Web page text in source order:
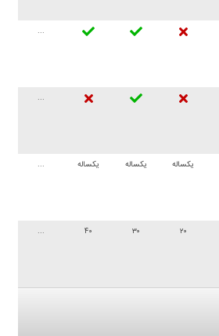
یکساله
۲۰
یکساله
۳۰
یکساله
۴۰
...
...
...
...